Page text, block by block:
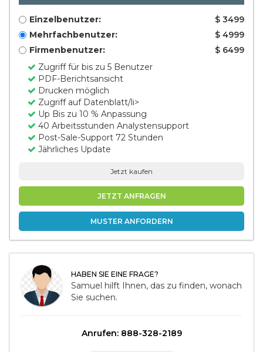
Einzelbenutzer:
$ 3499
Mehrfachbenutzer:
$ 4999
Firmenbenutzer:
$ 6499
Zugriff für bis zu 5 Benutzer
PDF-Berichtsansicht
Drucken möglich
Zugriff auf Datenblatt/li>
Up Bis zu 10 % Anpassung
40 Arbeitsstunden Analystensupport
Post-Sale-Support 72 Stunden
Jährliches Update
Jetzt kaufen
JETZT ANFRAGEN
MUSTER ANFORDERN
HABEN SIE EINE FRAGE?
Samuel hilft Ihnen, das zu finden, wonach
Sie suchen.
Anrufen: 888-328-2189